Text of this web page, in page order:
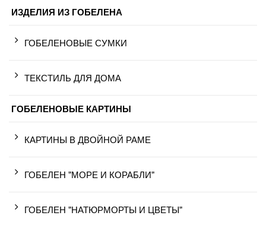
ИЗДЕЛИЯ ИЗ ГОБЕЛЕНА
ГОБЕЛЕНОВЫЕ СУМКИ
ТЕКСТИЛЬ ДЛЯ ДОМА
ГОБЕЛЕНОВЫЕ КАРТИНЫ
КАРТИНЫ В ДВОЙНОЙ РАМЕ
ГОБЕЛЕН "МОРЕ И КОРАБЛИ"
ГОБЕЛЕН "НАТЮРМОРТЫ И ЦВЕТЫ"